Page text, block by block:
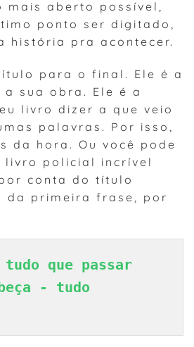
mais aberto possível,
ponto ser digitado,
história pra acontecer.
para o final. Ele é a
sua obra. Ele é a
livro dizer a que veio
palavras. Por isso,
da hora. Ou você pode
livro policial incrível
conta do título
da primeira frase, por
que passar
- tudo